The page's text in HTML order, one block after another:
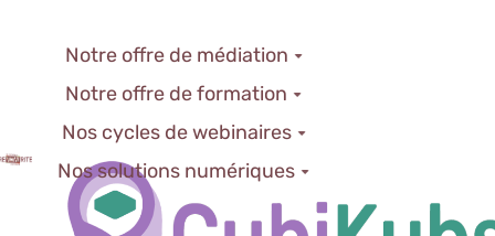
Notre offre de médiation
Notre offre de formation
Nos cycles de webinaires
Nos solutions numériques